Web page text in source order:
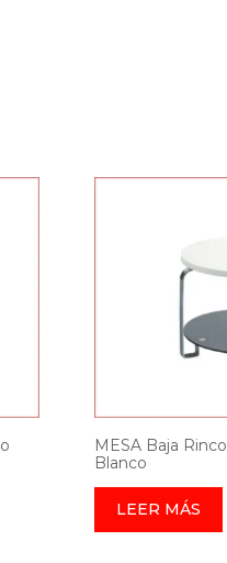
MESA Baja
Blanco
LEER MÁS